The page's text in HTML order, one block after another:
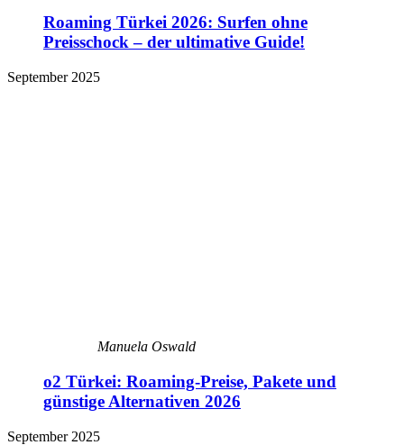
Roaming Türkei 2026: Surfen ohne
Preisschock – der ultimative Guide!
September 2025
Manuela Oswald
o2 Türkei: Roaming-Preise, Pakete und
günstige Alternativen 2026
September 2025